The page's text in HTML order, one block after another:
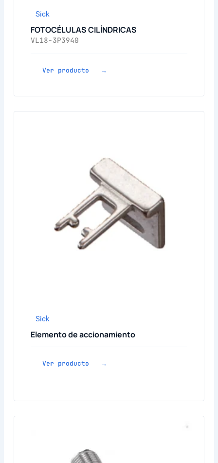
Sick
FOTOCÉLULAS CILÍNDRICAS
VL18-3P3940
Ver producto →
Sick
Elemento de accionamiento
Ver producto →